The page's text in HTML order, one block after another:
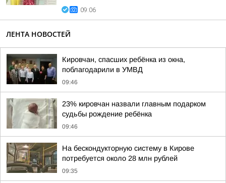
09:06
ЛЕНТА НОВОСТЕЙ
Кировчан, спасших ребёнка из окна,
поблагодарили в УМВД
09:46
23% кировчан назвали главным подарком
судьбы рождение ребёнка
09:46
На бескондукторную систему в Кирове
потребуется около 28 млн рублей
09:35